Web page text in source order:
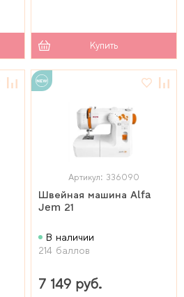
Купить
Артикул: 336090
Швейная машина Alfa
Jem 21
В наличии
214 баллов
7 149 руб.